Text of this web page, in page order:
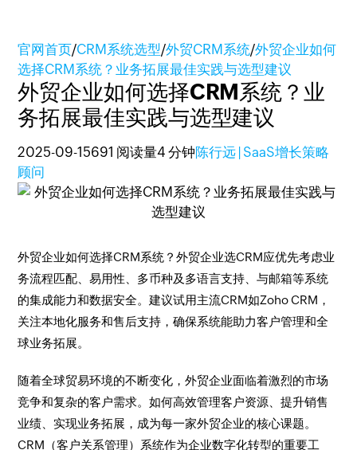
官网首页/CRM系统选型/外贸CRM系统/外贸企业如何
选择CRM系统？业务拓展最佳实践与选型建议
外贸企业如何选择CRM系统？业
务拓展最佳实践与选型建议
2025-09-15691 阅读量4 分钟陈行远 | SaaS增长策略
顾问
外贸企业如何选择CRM系统？外贸企业选CRM应优先考虑业
务流程匹配、易用性、多币种及多语言支持、与邮箱等系统
的集成能力和数据安全。建议试用主流CRM如Zoho CRM，
关注本地化服务和售后支持，确保系统能助力客户管理和全
球业务拓展。
随着全球贸易环境的不断变化，外贸企业面临着激烈的市场
竞争和复杂的客户需求。如何高效管理客户资源、提升销售
业绩、实现业务拓展，成为每一家外贸企业的核心课题。
CRM（客户关系管理）系统作为企业数字化转型的重要工